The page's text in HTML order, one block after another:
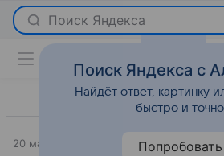
Поиск Яндекса
20 мая 2026 Светская жизнь
Поиск Яндекса с
Найдёт ответ, картинку
быстро и точно
Попробовать